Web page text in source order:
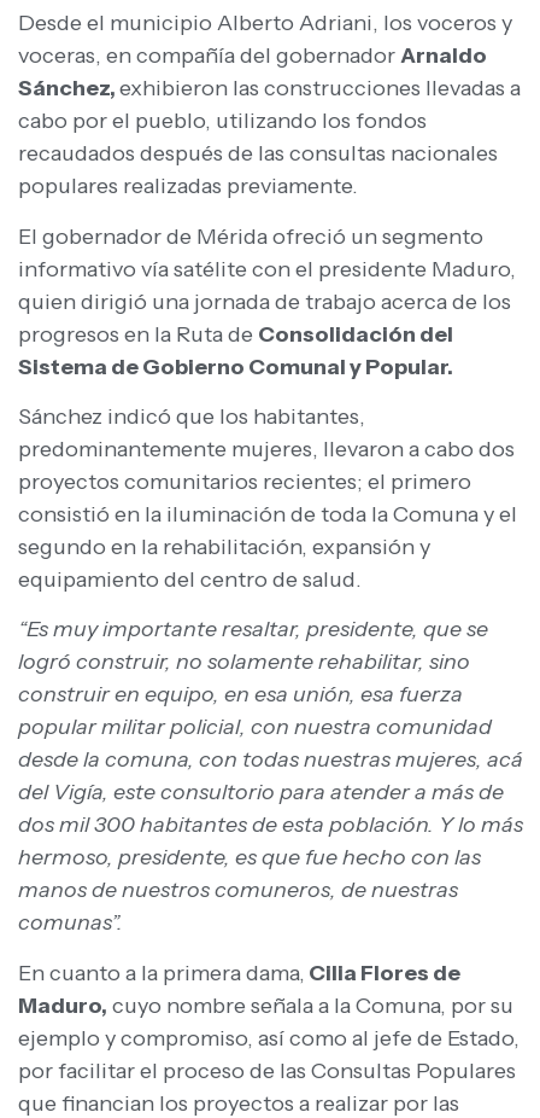
Desde el municipio Alberto Adriani, los voceros y
voceras, en compañía del gobernadorArnaldo
Sánchez,exhibieron las construcciones llevadas a
cabo por el pueblo, utilizando los fondos
recaudados después de las consultas nacionales
populares realizadas previamente.
El gobernador de Mérida ofreció un segmento
informativo vía satélite con el presidente Maduro,
quien dirigió una jornada de trabajo acerca de los
progresos en la Ruta de Consolidación del
Sistema de Gobierno Comunal y Popular.
Sánchez indicó que los habitantes,
predominantemente mujeres, llevaron a cabo dos
proyectos comunitarios recientes; el primero
consistió en la iluminación de toda la Comuna y el
segundo en la rehabilitación, expansión y
equipamiento del centro de salud.
“Es muy importante resaltar, presidente, que se
logró construir, no solamente rehabilitar, sino
construir en equipo, en esa unión, esa fuerza
popular militar policial, con nuestra comunidad
desde la comuna, con todas nuestras mujeres, acá
del Vigía, este consultorio para atender a más de
dos mil 300 habitantes de esta población. Y lo más
hermoso, presidente, es que fue hecho con las
manos de nuestros comuneros, de nuestras
comunas”.
En cuanto a la primera dama, Cilia Flores de
Maduro, cuyo nombre señala a la Comuna, por su
ejemplo y compromiso, así como al jefe de Estado,
por facilitar el proceso de las Consultas Populares
que financian los proyectos a realizar por las